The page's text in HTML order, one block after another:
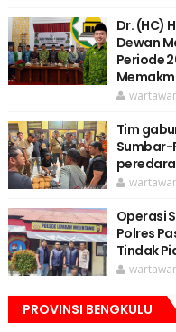
Dr. (HC)
Dewan
Periode
Tim
Sumbar-
Operasi
Polres
Tindak
PROVINSI BENGKULU